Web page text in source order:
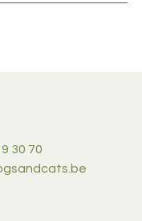
30 70